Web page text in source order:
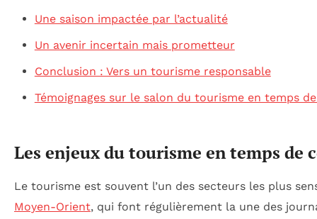
Une saison impactée par l’actualité
Un avenir incertain mais prometteur
Conclusion : Vers un tourisme responsable
Témoignages sur le salon du tourisme en temps
Les enjeux du tourisme en temps de
Le tourisme est souvent l’un des secteurs les plus
Moyen-Orient, qui font régulièrement la une des